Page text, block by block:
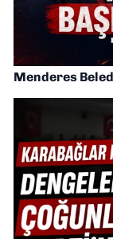
Menderes